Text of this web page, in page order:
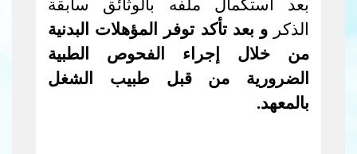
الذكرو بعد تأكد توفر المؤهلات البدنية
من خلال إجراء الفحوص الطبية
الضرورية من قبل طبيب الشغل
بالمعهد.